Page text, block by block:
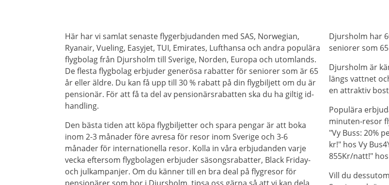
Här har vi samlat senaste flygerbjudanden med SAS, Norwegian,
Ryanair, Vueling, Easyjet, TUI, Emirates, Lufthansa och andra populära
flygbolag från Djursholm till Sverige, Norden, Europa och utomlands.
De flesta flygbolag erbjuder generösa rabatter för seniorer som är 65
år eller äldre. Du kan få upp till 30 % rabatt på din flygbiljett om du är
pensionär. För att få ta del av pensionärsrabatten ska du ha giltig id-
handling.
Den bästa tiden att köpa flygbiljetter och spara pengar är att boka
inom 2-3 månader före avresa för resor inom Sverige och 3-6
månader för internationella resor. Kolla in våra erbjudanden varje
vecka eftersom flygbolagen erbjuder säsongsrabatter, Black Friday-
och julkampanjer. Om du känner till en bra deal på flygresor för
Djursholm har
seniorer som
Djursholm är
längs vattnet
en attraktiv
Populära
minuten-resor
"Vy Buss: 20%
kr!" hos Vy
855Kr/natt!"
Vill du